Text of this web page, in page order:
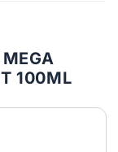
100ML